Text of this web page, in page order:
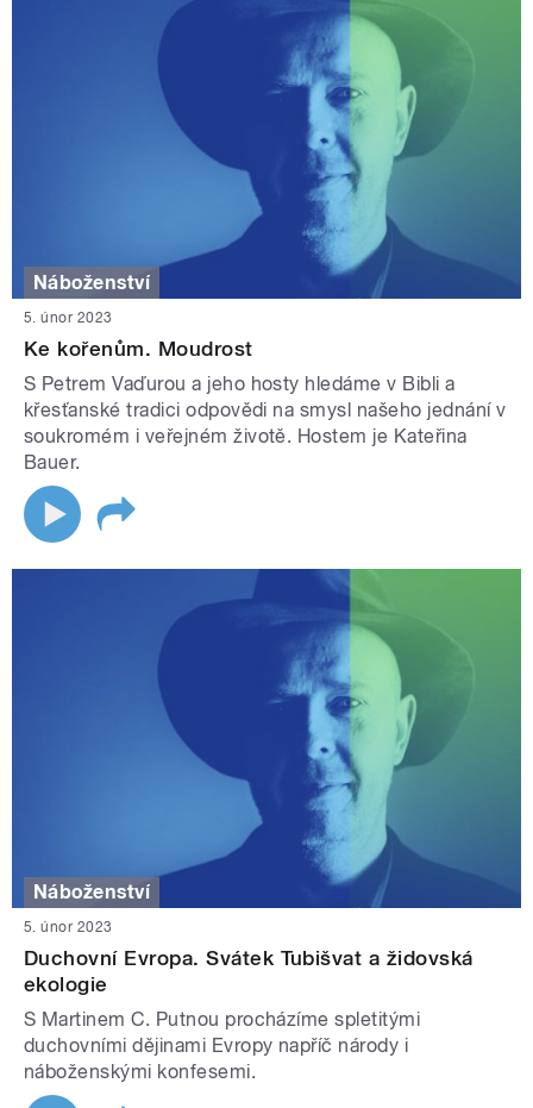
Náboženství
5. únor 2023
Ke kořenům. Moudrost
S Petrem Vaďurou a jeho hosty hledáme v Bibli a
křesťanské tradici odpovědi na smysl našeho jednání v
soukromém i veřejném životě. Hostem je Kateřina
Bauer.
Náboženství
5. únor 2023
Duchovní Evropa. Svátek Tubišvat a židovská
ekologie
S Martinem C. Putnou procházíme spletitými
duchovními dějinami Evropy napříč národy i
náboženskými konfesemi.